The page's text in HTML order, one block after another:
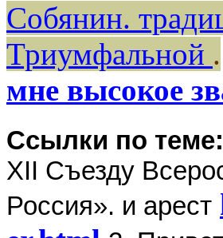
Собянин.
Триумфальной .
мне высокое
Ссылки по
XII Съезду
Россия». и арест